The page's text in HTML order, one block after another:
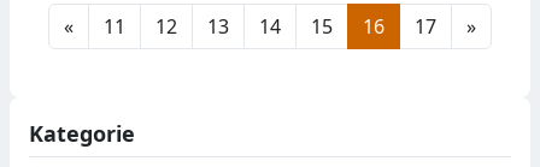
« 11 12 13 14 15 16 17 »
Kategorie